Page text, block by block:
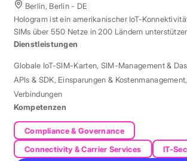
Berlin, Berlin - DE
Hologram ist ein amerikanischer IoT-
SIMs über 550 Netze in 200 Ländern
Dienstleistungen
Globale IoT-SIM-Karten, SIM-Management &
APIs & SDK, Einsparungen & Kostenmanagement,
Verbindungen
Kompetenzen
Compliance & Governance
Connectivity & Carrier Services
IT-